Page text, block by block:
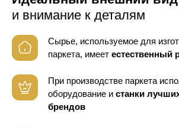
и внимание к деталям
Сырье, используемое для
паркета, имеет естественный
При производстве паркета
оборудование и станки
брендов